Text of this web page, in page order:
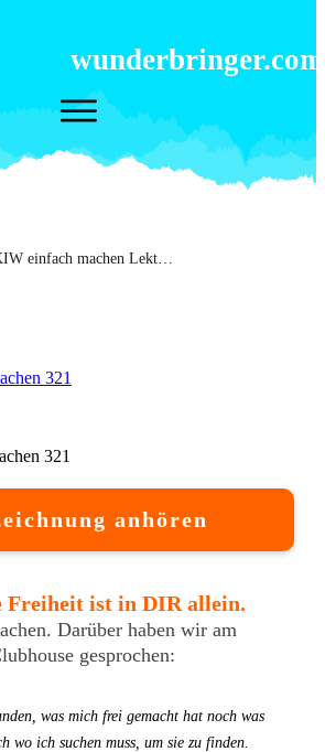
wunderbringer.com
EKIW einfach machen Lektion 321
anhören
Freiheit ist in DIR allein.
Darüber haben wir am
gesprochen:
was mich frei gemacht hat noch was
wo ich suchen muss, um sie zu finden.